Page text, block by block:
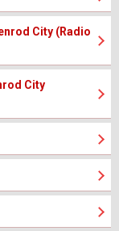
City (Radio
City